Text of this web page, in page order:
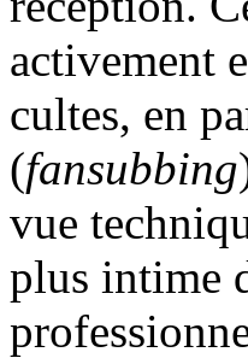
activement
cultes, en
(fansubbing
vue
plus intime